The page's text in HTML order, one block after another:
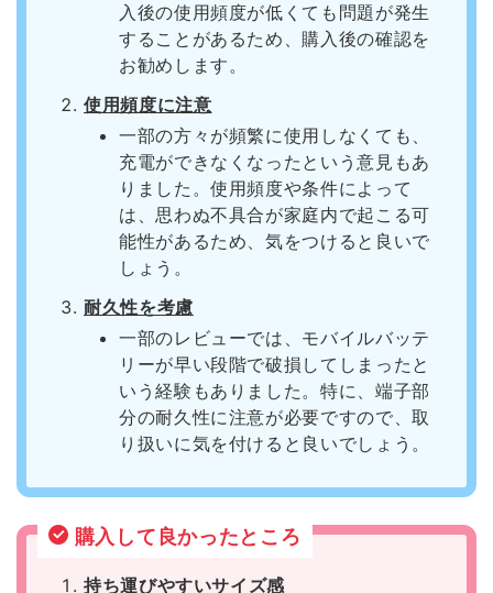
入後の使用頻度が低くても問題が発生
することがあるため、購入後の確認を
お勧めします。
使用頻度に注意
一部の方々が頻繁に使用しなくても、
充電ができなくなったという意見もあ
りました。使用頻度や条件によって
は、思わぬ不具合が家庭内で起こる可
能性があるため、気をつけると良いで
しょう。
耐久性を考慮
一部のレビューでは、モバイルバッテ
リーが早い段階で破損してしまったと
いう経験もありました。特に、端子部
分の耐久性に注意が必要ですので、取
り扱いに気を付けると良いでしょう。
購入して良かったところ
持ち運びやすいサイズ感